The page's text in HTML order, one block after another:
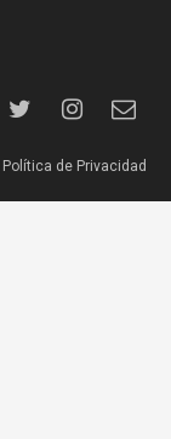
Política de Privacidad